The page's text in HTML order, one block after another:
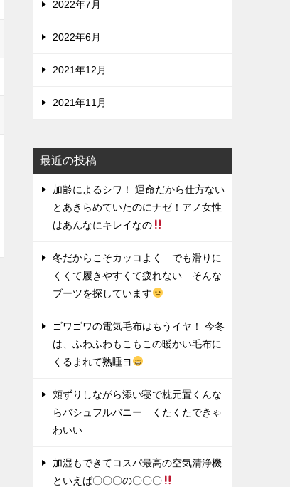
2022年7月
2022年6月
2021年12月
2021年11月
最近の投稿
加齢によるシワ！ 運命だから仕方ない
とあきらめていたのにナゼ！アノ女性
はあんなにキレイなの
冬だからこそカッコよく でも滑りに
くくて履きやすくて疲れない そんな
ブーツを探しています
ゴワゴワの電気毛布はもうイヤ！ 今冬
は、ふわふわもこもこの暖かい毛布に
くるまれて熟睡ヨ
頬ずりしながら添い寝で枕元置くんな
らバシュフルバニー くたくたできゃ
わいい
加湿もできてコスパ最高の空気清浄機
といえば〇〇〇の〇〇〇